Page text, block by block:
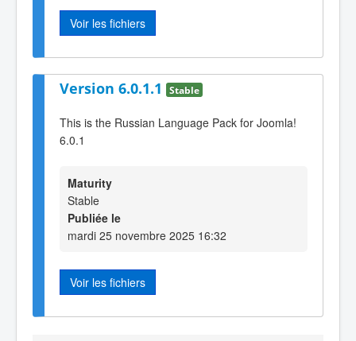
Voir les fichiers
Version 6.0.1.1 Stable
This is the Russian Language Pack for Joomla!
6.0.1
Maturity
Stable
Publiée le
mardi 25 novembre 2025 16:32
Voir les fichiers